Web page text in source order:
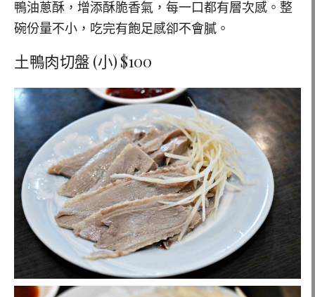
鴨油蔥酥，增添酥脆香氣，每一口都有層次感。整
碗份量不小，吃完有飽足感卻不會膩。
土鴨肉切盤 (小) $100